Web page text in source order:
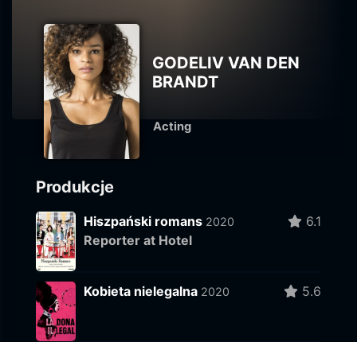
GODELIV VAN DEN
BRANDT
Acting
Produkcje
Hiszpański romans 2020
Reporter at Hotel
6.1
Kobieta nielegalna 2020 5.6